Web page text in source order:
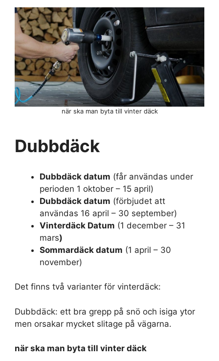
när ska man byta till vinter däck
Dubbdäck
Dubbdäck datum (får användas under
perioden 1 oktober – 15 april)
Dubbdäck datum (förbjudet att
användas 16 april – 30 september)
Vinterdäck Datum (1 december – 31
mars)
Sommardäck datum (1 april – 30
november)
Det finns två varianter för vinterdäck:
Dubbdäck: ett bra grepp på snö och isiga ytor
men orsakar mycket slitage på vägarna.
när ska man byta till vinter däck